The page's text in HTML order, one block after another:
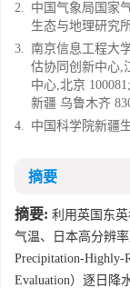
2. 中国气象局国家
生态与地理研究
3. 南京信息工程大
估协同创新中心,
中心,北京
新疆 乌鲁木齐
4. 中国科学院新疆
摘要
摘要: 利用英国东英
气温、日本高分辨
Precipitation-Highly-
Evaluation）逐日降